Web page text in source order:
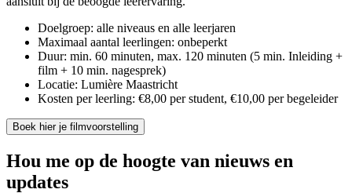
Doelgroep: alle niveaus en alle leerjaren
Maximaal aantal leerlingen: onbeperkt
Duur: min. 60 minuten, max. 120 minuten (5 min. Inleiding +
film + 10 min. nagesprek)
Locatie: Lumière Maastricht
Kosten per leerling: €8,00 per student, €10,00 per begeleider
Boek hier je filmvoorstelling
Hou me op de hoogte van nieuws en
updates